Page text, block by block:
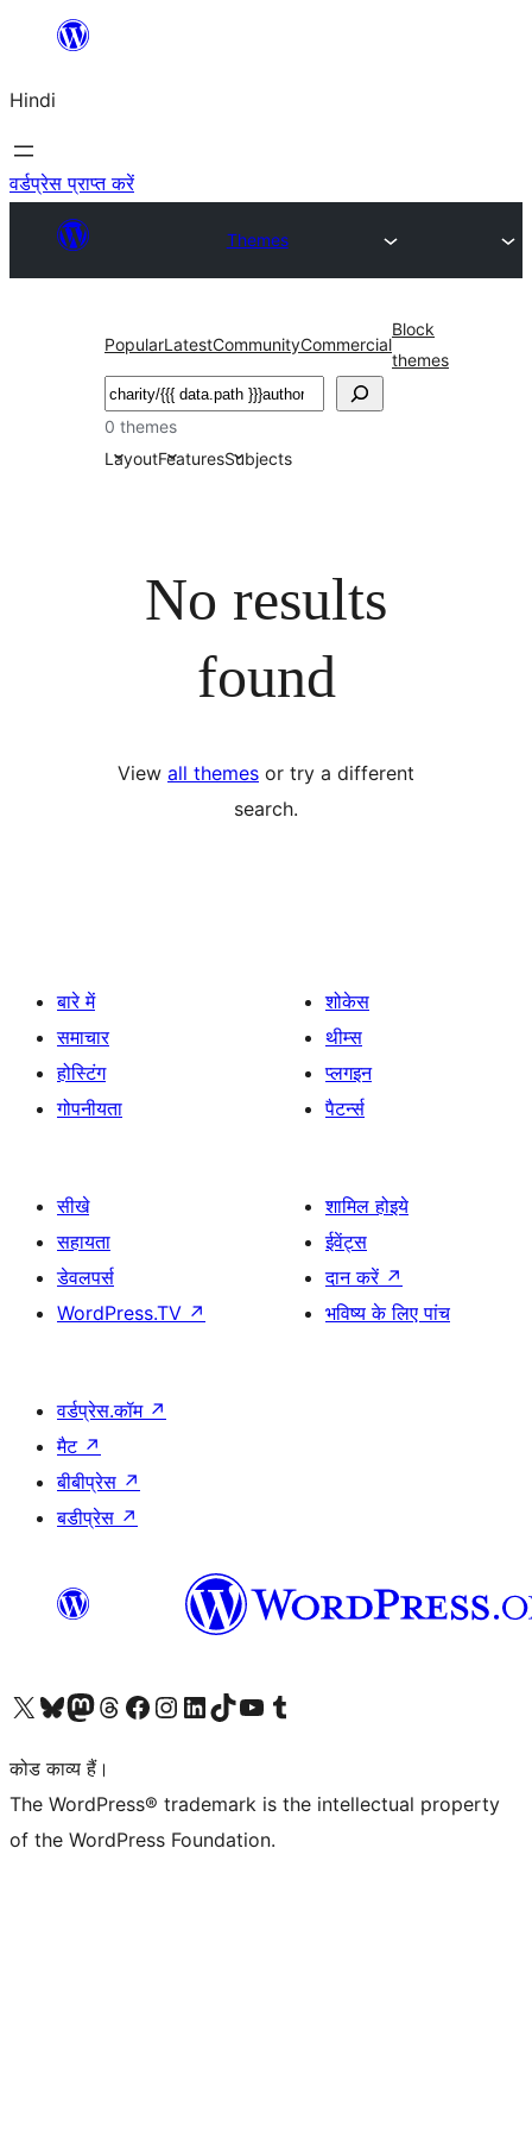
सामग्री
जाएं
Hindi
वर्डप्रेस प्राप्त करें
Themes
PopularLatestCommunityCommercial
Block
themes
खोजें
0 themes
LayoutFeaturesSubjects
No results
found
View all themes or try a different
search.
बारे में
समाचार
होस्टिंग
गोपनीयता
शोकेस
थीम्स
प्लगइन
पैटर्न्स
सीखे
सहायता
डेवलपर्स
WordPress.TV ↗
शामिल होइये
ईवेंट्स
दान करें ↗
भविष्य के लिए पांच
वर्डप्रेस.कॉम ↗
मैट ↗
बीबीप्रेस ↗
बडीप्रेस ↗
Visit our X (formerly Twitter) account
हमारे बलुस्की खाते पर जाएँVisit our Mastodon account
हमारे थ्रेड्स अकाउंट पर जाएंहमारे फेसबुक पेज पर जाएँहमारे इंस्टाग्राम अकाउंट पर जाएंहमारे लिंक्डइन खाते पर जाएँहमारे टिकटॉक खाते पर जाएँहमारे यूट्यूब चैनल पर जाएंहमारे Tumblr खाते पर जाएँ
कोड काव्य हैं।
The WordPress® trademark is the intellectual property
of the WordPress Foundation.